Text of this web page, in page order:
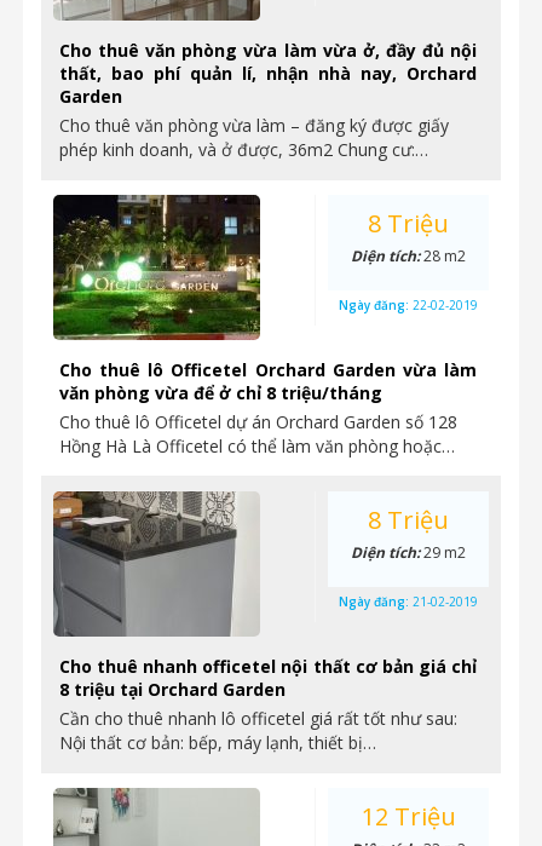
Cho thuê văn phòng vừa làm vừa ở, đầy đủ nội
thất, bao phí quản lí, nhận nhà nay, Orchard
Garden
Cho thuê văn phòng vừa làm – đăng ký được giấy
phép kinh doanh, và ở được, 36m2 Chung cư:…
Cho thuê lô Officetel Orchard Garden vừa làm
văn phòng vừa để ở chỉ 8 triệu/tháng
Cho thuê lô Officetel dự án Orchard Garden số 128
Hồng Hà Là Officetel có thể làm văn phòng hoặc…
8 Triệu
Diện tích:28 m2
Ngày đăng: 22-02-2019
Cho thuê nhanh officetel nội thất cơ bản giá chỉ
8 triệu tại Orchard Garden
Cần cho thuê nhanh lô officetel giá rất tốt như sau:
Nội thất cơ bản: bếp, máy lạnh, thiết bị…
8 Triệu
Diện tích:29 m2
Ngày đăng: 21-02-2019
12 Triệu